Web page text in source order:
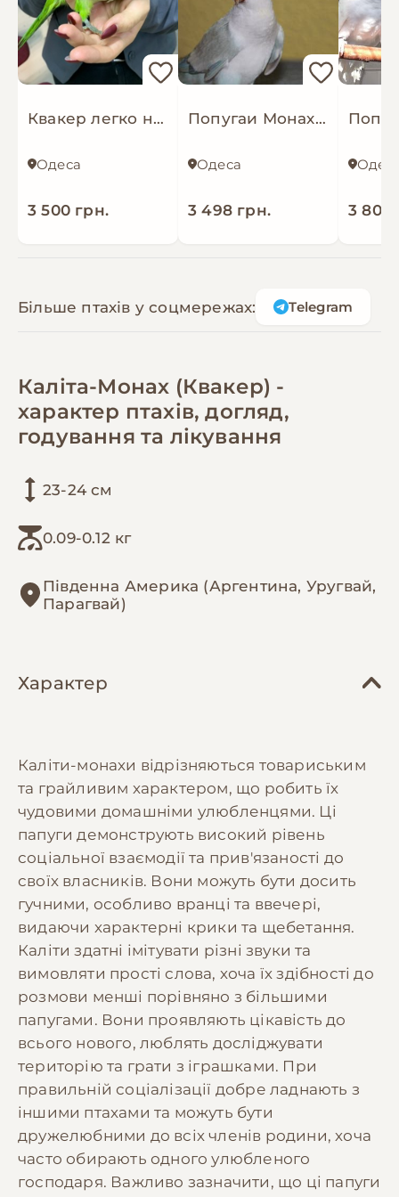
Квакер легко навчаються, що робить їх ідеальним, монах
Одеса
3 500 грн.
Попугаи Монахи, ручной, Калита птенцы говорящие, квакеры
Одеса
3 498 грн. 3 800
Більше птахів у соцмережах: Telegram
Каліта-Монах (Квакер) -
характер птахів, догляд,
годування та лікування
23-24 см
0.09-0.12 кг
Південна Америка (Аргентина, Уругвай,
Парагвай)
Характер
Каліти-монахи відрізняються товариським
та грайливим характером, що робить їх
чудовими домашніми улюбленцями. Ці
папуги демонструють високий рівень
соціальної взаємодії та прив'язаності до
своїх власників. Вони можуть бути досить
гучними, особливо вранці та ввечері,
видаючи характерні крики та щебетання.
Каліти здатні імітувати різні звуки та
вимовляти прості слова, хоча їх здібності до
розмови менші порівняно з більшими
папугами. Вони проявляють цікавість до
всього нового, люблять досліджувати
територію та грати з іграшками. При
правильній соціалізації добре ладнають з
іншими птахами та можуть бути
дружелюбними до всіх членів родини, хоча
часто обирають одного улюбленого
господаря. Важливо зазначити, що ці папуги